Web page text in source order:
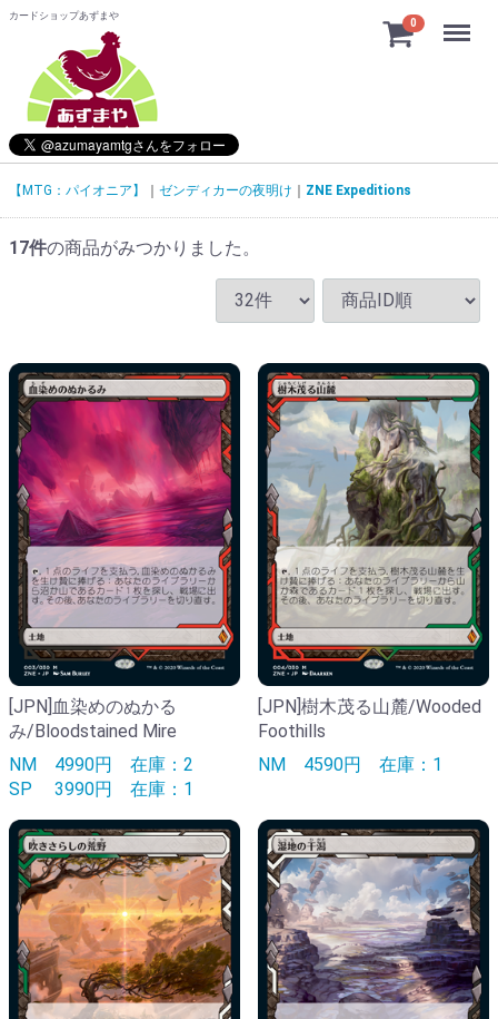
カードショップあずまや
0 Menu
【MTG：パイオニア】 ゼンディカーの夜明け ZNE Expeditions
17件の商品がみつかりました。
[JPN]血染めのぬかる
み/Bloodstained Mire
NM 4990円 在庫：2
SP
3990円 在庫：1
[JPN]樹木茂る山麓/Wooded
Foothills
NM 4590円 在庫：1